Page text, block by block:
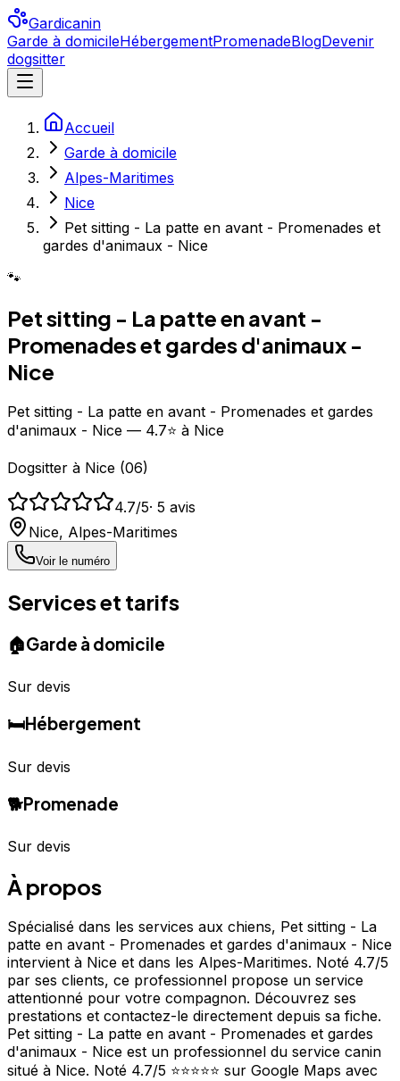
Gardicanin
Garde à domicileHébergementPromenadeBlogDevenir
dogsitter
Accueil
Garde à domicile
Alpes-Maritimes
Nice
Pet sitting - La patte en avant - Promenades et
gardes d'animaux - Nice
🐾
Pet sitting - La patte en avant -
Promenades et gardes d'animaux -
Nice
Pet sitting - La patte en avant - Promenades et gardes
d'animaux - Nice — 4.7⭐ à Nice
Dogsitter à Nice (06)
4.7/5· 5 avis
Nice, Alpes-Maritimes
Voir le numéro
Services et tarifs
🏠Garde à domicile
Sur devis
🛏️Hébergement
Sur devis
🐕Promenade
Sur devis
À propos
Spécialisé dans les services aux chiens, Pet sitting - La
patte en avant - Promenades et gardes d'animaux - Nice
intervient à Nice et dans les Alpes-Maritimes. Noté 4.7/5
par ses clients, ce professionnel propose un service
attentionné pour votre compagnon. Découvrez ses
prestations et contactez-le directement depuis sa fiche.
Pet sitting - La patte en avant - Promenades et gardes
d'animaux - Nice est un professionnel du service canin
situé à Nice. Noté 4.7/5 ⭐⭐⭐⭐⭐ sur Google Maps avec